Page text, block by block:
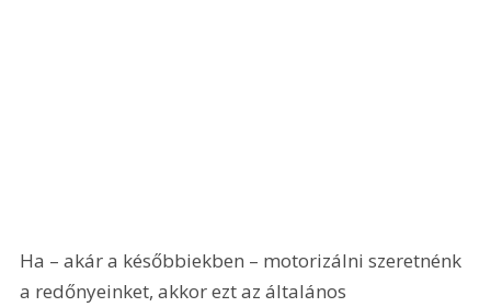
Ha – akár a későbbiekben – motorizálni szeretnénk
a redőnyeinket, akkor ezt az általános